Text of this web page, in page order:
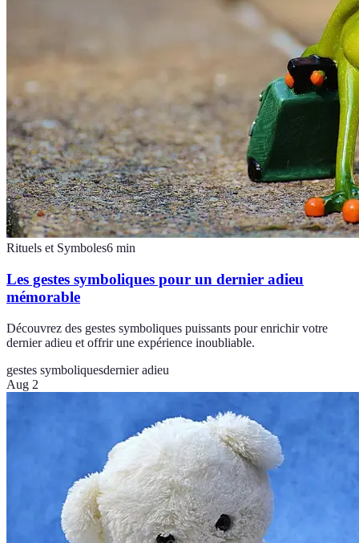
Rituels et Symboles6 min
Les gestes symboliques pour un dernier adieu
mémorable
Découvrez des gestes symboliques puissants pour enrichir votre
dernier adieu et offrir une expérience inoubliable.
gestes symboliquesdernier adieu
Aug 2